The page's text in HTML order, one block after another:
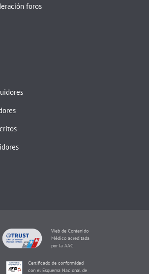
foros
Web de Contenido
Médico acreditada
por la AACI
Certificado de conformidad
con el Esquema Nacional de